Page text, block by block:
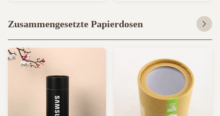
Zusammengesetzte Papierdosen